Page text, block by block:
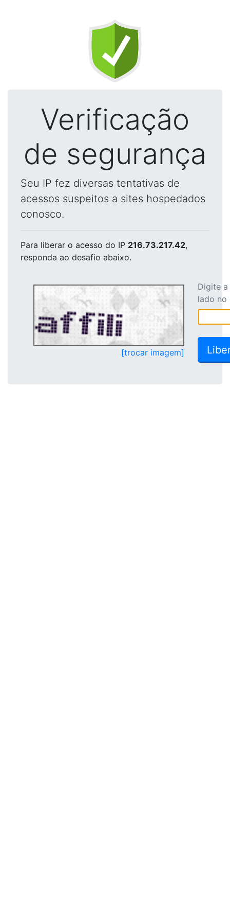
Verificação
de segurança
Seu IP fez diversas tentativas de
acessos suspeitos a sites hospedados
conosco.
Para liberar o acesso do IP 216.73.217.42,
responda ao desafio abaixo.
[trocar imagem]
Digite
lado no